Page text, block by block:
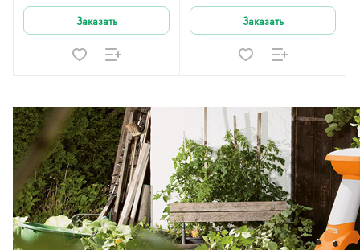
Заказать Заказать